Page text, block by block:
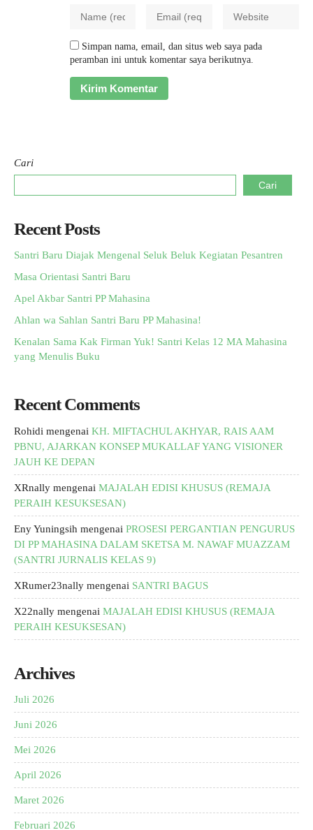
Simpan nama, email, dan situs web saya pada
peramban ini untuk komentar saya berikutnya.
Cari
Cari
Recent Posts
Santri Baru Diajak Mengenal Seluk Beluk Kegiatan Pesantren
Masa Orientasi Santri Baru
Apel Akbar Santri PP Mahasina
Ahlan wa Sahlan Santri Baru PP Mahasina!
Kenalan Sama Kak Firman Yuk! Santri Kelas 12 MA Mahasina
yang Menulis Buku
Recent Comments
Rohidi mengenai KH. MIFTACHUL AKHYAR, RAIS AAM
PBNU, AJARKAN KONSEP MUKALLAF YANG VISIONER
JAUH KE DEPAN
XRnally mengenai MAJALAH EDISI KHUSUS (REMAJA
PERAIH KESUKSESAN)
Eny Yuningsih mengenai PROSESI PERGANTIAN PENGURUS
DI PP MAHASINA DALAM SKETSA M. NAWAF MUAZZAM
(SANTRI JURNALIS KELAS 9)
XRumer23nally mengenai SANTRI BAGUS
X22nally mengenai MAJALAH EDISI KHUSUS (REMAJA
PERAIH KESUKSESAN)
Archives
Juli 2026
Juni 2026
Mei 2026
April 2026
Maret 2026
Februari 2026